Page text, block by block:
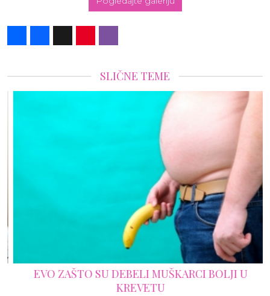
SLIČNE TEME
EVO ZAŠTO SU DEBELI MUŠKARCI BOLJI U
KREVETU